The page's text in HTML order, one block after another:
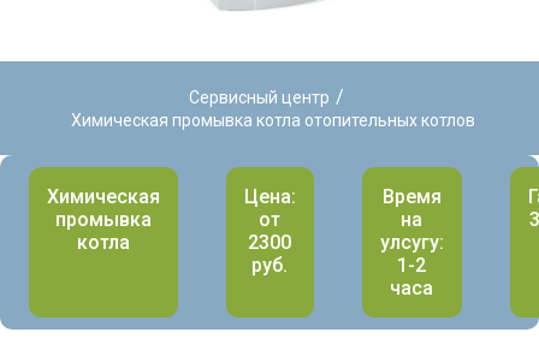
Сервисный центр /
Химическая промывка котла отопительных котлов
Химическая
промывка
котла
Цена:
от
2300
руб.
Время
на
улсугу:
1-2
часа